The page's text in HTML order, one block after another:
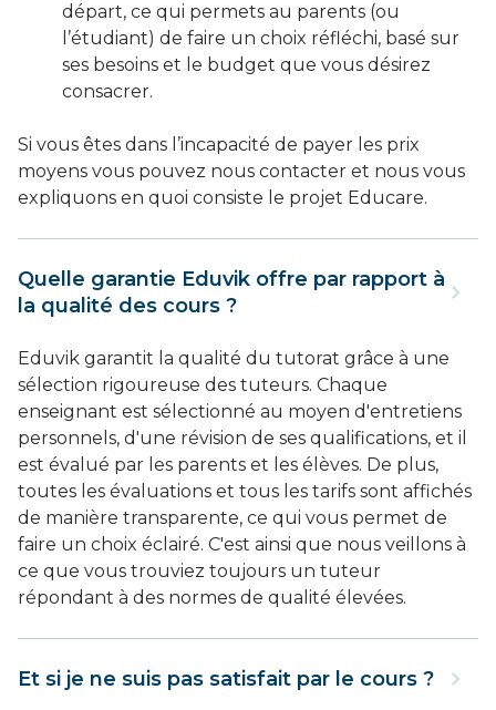
départ, ce qui permets au parents (ou
l’étudiant) de faire un choix réfléchi, basé sur
ses besoins et le budget que vous désirez
consacrer.
Si vous êtes dans l’incapacité de payer les prix
moyens vous pouvez nous contacter et nous vous
expliquons en quoi consiste le projet Educare.
Quelle garantie Eduvik offre par rapport à
la qualité des cours ?
Eduvik garantit la qualité du tutorat grâce à une
sélection rigoureuse des tuteurs. Chaque
enseignant est sélectionné au moyen d'entretiens
personnels, d'une révision de ses qualifications, et il
est évalué par les parents et les élèves. De plus,
toutes les évaluations et tous les tarifs sont affichés
de manière transparente, ce qui vous permet de
faire un choix éclairé. C'est ainsi que nous veillons à
ce que vous trouviez toujours un tuteur
répondant à des normes de qualité élevées.
Et si je ne suis pas satisfait par le cours ?